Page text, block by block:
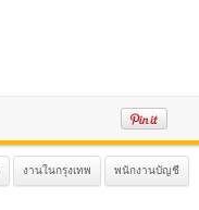
งานในกรุงเทพ พนักงานบัญชี